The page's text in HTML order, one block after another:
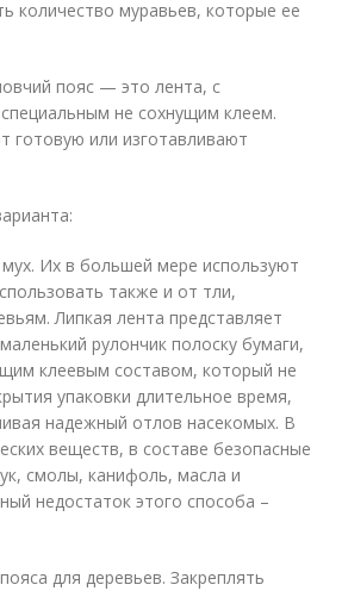
количество муравьев, которые ее
пояс — это лента, с
не сохнущим клеем.
готовую или изготавливают
Их в большей мере используют
также и от тли,
Липкая лента представляет
рулончик полоску бумаги,
клеевым составом, который не
упаковки длительное время,
надежный отлов насекомых. В
веществ, в составе безопасные
смолы, канифоль, масла и
недостаток этого способа –
для деревьев. Закреплять